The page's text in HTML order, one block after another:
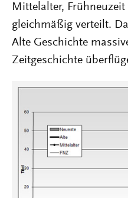
Mittelalter,
gleichmäßig verteilt.
Alte Geschichte
Zeitgeschichte